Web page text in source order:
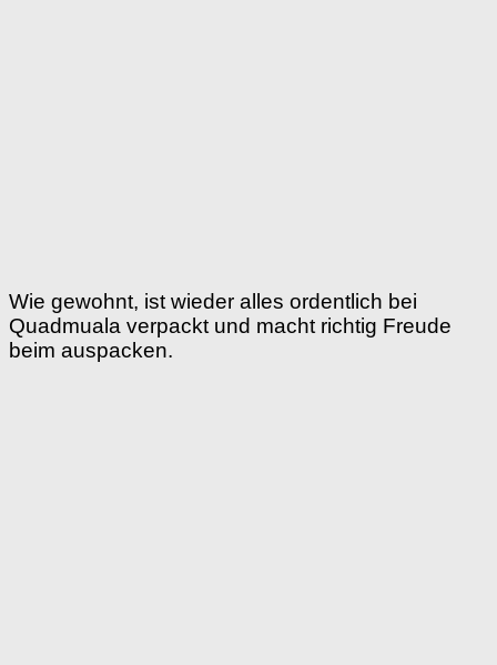
Wie gewohnt, ist wieder alles ordentlich bei
Quadmuala verpackt und macht richtig Freude
beim auspacken.